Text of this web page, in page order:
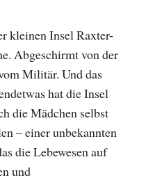
kleinen Insel Raxter-
Abgeschirmt von der
Militär. Und das
hat die Insel
die Mädchen selbst
– einer unbekannten
die Lebewesen auf
und